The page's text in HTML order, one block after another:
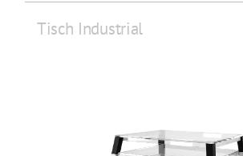
Tisch Industrial